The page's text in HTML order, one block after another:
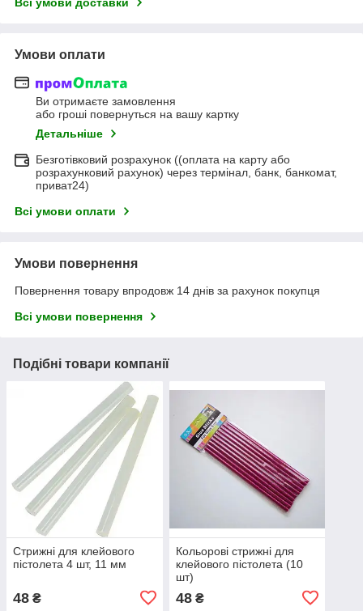
Умови оплати
Ви отримаєте замовлення
або гроші повернуться на вашу картку
Детальніше
Безготівковий розрахунок ((оплата на карту або
розрахунковий рахунок) через термінал, банк, банкомат,
приват24)
Всі умови оплати
Умови повернення
Повернення товару впродовж 14 днів за рахунок покупця
Всі умови повернення
Подібні товари компанії
Стрижні для клейового
пістолета 4 шт, 11 мм
48 ₴
Кольорові стрижні для
клейового пістолета (10
шт)
48₴